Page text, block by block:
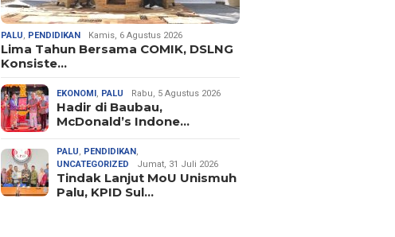
PALU, PENDIDIKAN Kamis, 6 Agustus 2026
Lima Tahun Bersama COMIK, DSLNG
Konsiste…
EKONOMI, PALU Rabu, 5 Agustus 2026
Hadir di Baubau,
McDonald’s Indone…
PALU, PENDIDIKAN,
UNCATEGORIZED
Jumat, 31 Juli 2026
Tindak Lanjut MoU Unismuh
Palu, KPID Sul…